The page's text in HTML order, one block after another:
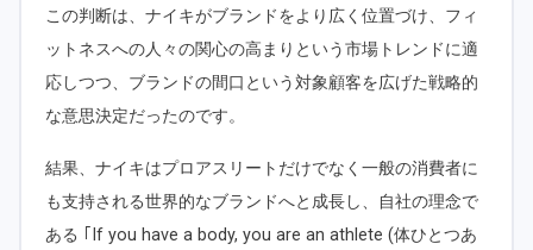
この判断は、ナイキがブランドをより広く位置づけ、フィ
ットネスへの人々の関心の高まりという市場トレンドに適
応しつつ、ブランドの間口という対象顧客を広げた戦略的
な意思決定だったのです。
結果、ナイキはプロアスリートだけでなく一般の消費者に
も支持される世界的なブランドへと成長し、自社の理念で
ある ｢If you have a body, you are an athlete (体ひとつあ